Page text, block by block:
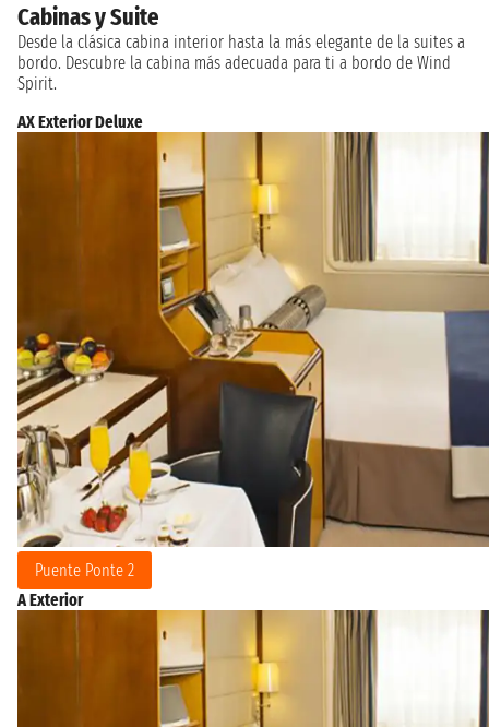
Cabinas y Suite
Desde la clásica cabina interior hasta la más elegante de la suites a
bordo. Descubre la cabina más adecuada para ti a bordo de Wind
Spirit.
AX Exterior Deluxe
Puente Ponte 2
A Exterior